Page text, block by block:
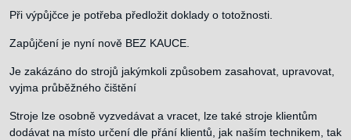
Při výpůjčce je potřeba předložit doklady o totožnosti.
Zapůjčení je nyní nově BEZ KAUCE.
Je zakázáno do strojů jakýmkoli způsobem zasahovat, upravovat,
vyjma průběžného čištění
Stroje lze osobně vyzvedávat a vracet, lze také stroje klientům
dodávat na místo určení dle přání klientů, jak naším technikem, tak